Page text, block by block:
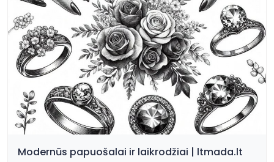
Modernūs papuošalai ir laikrodžiai | ltmada.lt